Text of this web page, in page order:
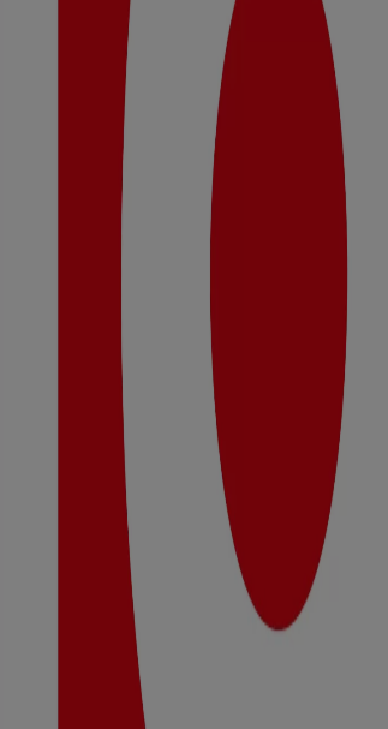
- 21:30, Miércoles 09:00 - 21:30,
11/08 que es válido del 5/8/2026 al 11/